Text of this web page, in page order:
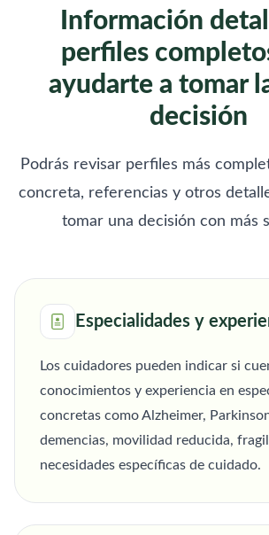
Información
perfiles
ayudarte a tomar
decisión
Podrás revisar perfiles más
concreta, referencias y otros
tomar una decisión con más
Especialidades y
Los cuidadores pueden indicar si
conocimientos y experiencia en
concretas como Alzheimer,
demencias, movilidad reducida,
necesidades específicas de cuidado.